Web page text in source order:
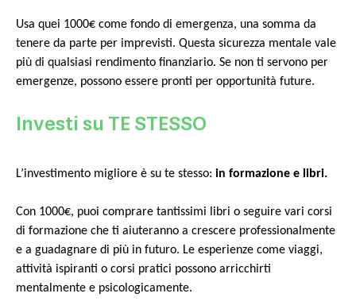
Usa quei 1000€ come fondo di emergenza, una somma da
tenere da parte per imprevisti. Questa sicurezza mentale vale
più di qualsiasi rendimento finanziario. Se non ti servono per
emergenze, possono essere pronti per opportunità future.
Investi su TE STESSO
L’investimento migliore è su te stesso: in formazione e libri.
Con 1000€, puoi comprare tantissimi libri o seguire vari corsi
di formazione che ti aiuteranno a crescere professionalmente
e a guadagnare di più in futuro. Le esperienze come viaggi,
attività ispiranti o corsi pratici possono arricchirti
mentalmente e psicologicamente.